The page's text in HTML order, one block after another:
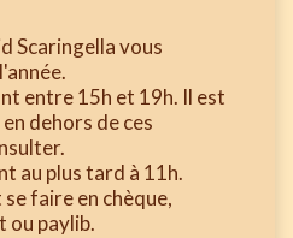
Scaringella vous
entre 15h et 19h. Il est
dehors de ces
au plus tard à 11h.
faire en chèque,
ou paylib.